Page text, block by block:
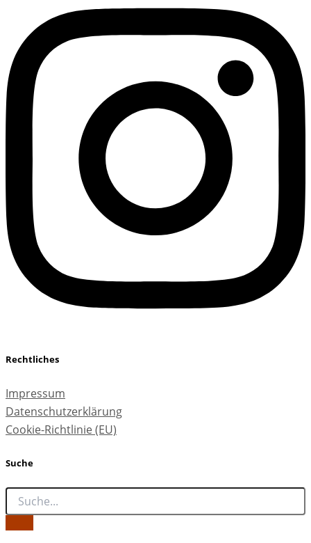
Rechtliches
Impressum
Datenschutzerklärung
Cookie-Richtlinie (EU)
Suche